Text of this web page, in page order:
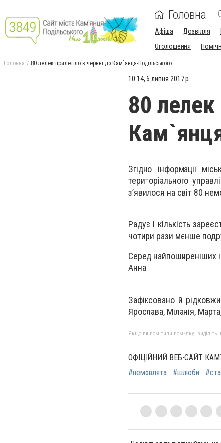
Головна
Афіша Дозвілля
Оголошення
Головна 80 лелек прилетіло в червні до Кам`янця-Подільського
10:14, 6 липня 2017 р.
80 лелек
Згідно інформації
територіального
з’явилося на світ 80
Радує і кількість
чотири рази менше
Серед найпоширеніших
Анна.
Зафіксовано й
Ярослава, Міланія,
Якщо ви помітили помилку, виділіть
ОФІЦІЙНИЙ ВЕБ-САЙТ
#немовлята
#шлюби